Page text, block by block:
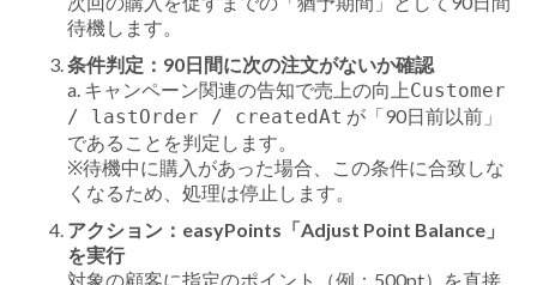
待機します。
条件判定：90日間に次の注文がないか確認
a. キャンペーン関連の告知で売上の向上Customer
/ lastOrder / createdAt が「90日前以前」
であることを判定します。
※待機中に購入があった場合、この条件に合致しな
くなるため、処理は停止します。
アクション：easyPoints「Adjust Point Balance」
を実行
対象の顧客に指定のポイント（例：500pt）を直接